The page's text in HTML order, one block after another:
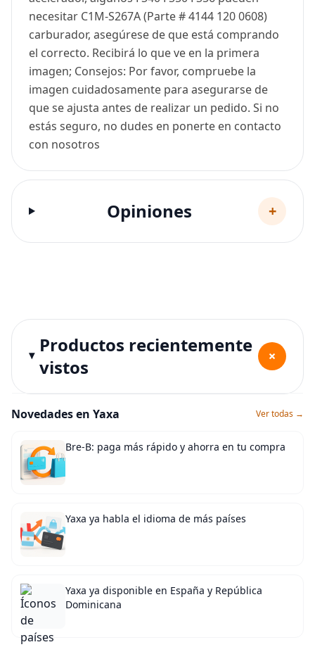
necesitar C1M-S267A (Parte # 4144 120 0608)
carburador, asegúrese de que está comprando
el correcto. Recibirá lo que ve en la primera
imagen; Consejos: Por favor, compruebe la
imagen cuidadosamente para asegurarse de
que se ajusta antes de realizar un pedido. Si no
estás seguro, no dudes en ponerte en contacto
con nosotros
Opiniones +
Productos recientemente
vistos
+
Novedades en Yaxa Ver todas →
Bre-B: paga más rápido y ahorra en tu compra
Yaxa ya habla el idioma de más países
Yaxa ya disponible en España y República
Dominicana